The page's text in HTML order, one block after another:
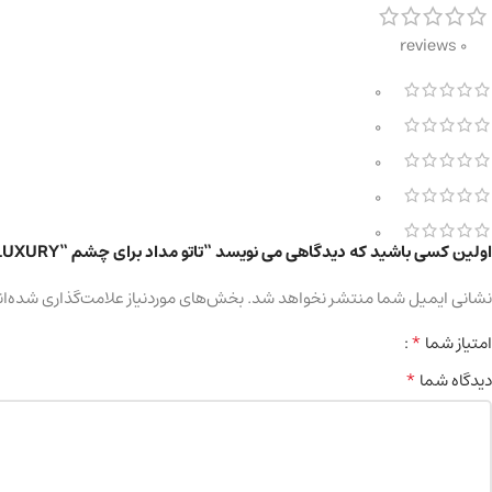
0 reviews
0
0
0
0
0
اولین کسی باشید که دیدگاهی می نویسد “تاتو مداد برای چشم “KAJAL LUXURY” کد 582 (مشکی)”
نشانی ایمیل شما منتشر نخواهد شد.بخش‌های موردنیاز علامت‌گذاری
امتیاز شما*
دیدگاه شما*